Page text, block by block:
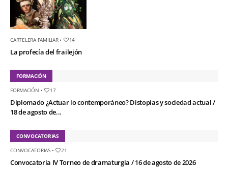
CARTELERA FAMILIAR• 14
La profecía del frailejón
FORMACIÓN
FORMACIÓN • 17
Diplomado ¿Actuar lo contemporáneo? Distopías y sociedad actual /
18 de agosto de...
CONVOCATORIAS
CONVOCATORIAS• 21
Convocatoria IV Torneo de dramaturgia / 16 de agosto de 2026